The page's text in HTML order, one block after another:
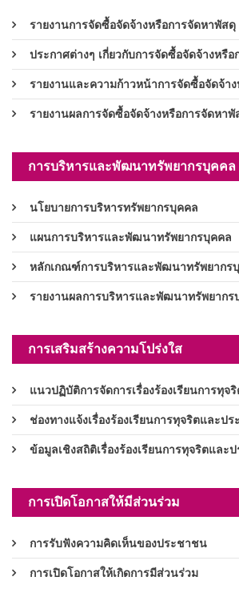
รายงานการจัดซื้อจัดจ้างหรือการจัดหาพัสดุ
ประกาศต่างๆ เกี่ยวกับการจัดซื้อจัดจ้างหรื
รายงานและความก้าวหน้าการจัดซื้อจัดจ้า
รายงานผลการจัดซื้อจัดจ้างหรือการจัดหา
การบริหารและพัฒนาทรัพยากรบุคคล
นโยบายการบริหารทรัพยากรบุคคล
แผนการบริหารและพัฒนาทรัพยากรบุคคล
หลักเกณฑ์การบริหารและพัฒนาทรัพยากร
รายงานผลการบริหารและพัฒนาทรัพยากร
การเสริมสร้างความโปร่งใส
แนวปฏิบัติการจัดการเรื่องร้องเรียนการทุ
ช่องทางแจ้งเรื่องร้องเรียนการทุจริตและป
ข้อมูลเชิงสถิติเรื่องร้องเรียนการทุจริตและ
การเปิดโอกาสให้มีส่วนร่วม
การรับฟังความคิดเห็นของประชาชน
การเปิดโอกาสให้เกิดการมีส่วนร่วม